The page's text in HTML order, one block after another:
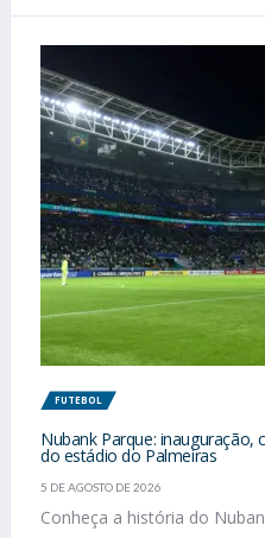
FUTEBOL
Nubank Parque: inauguração,
do estádio do Palmeiras
5 DE AGOSTO DE 2026
Conheça a história do